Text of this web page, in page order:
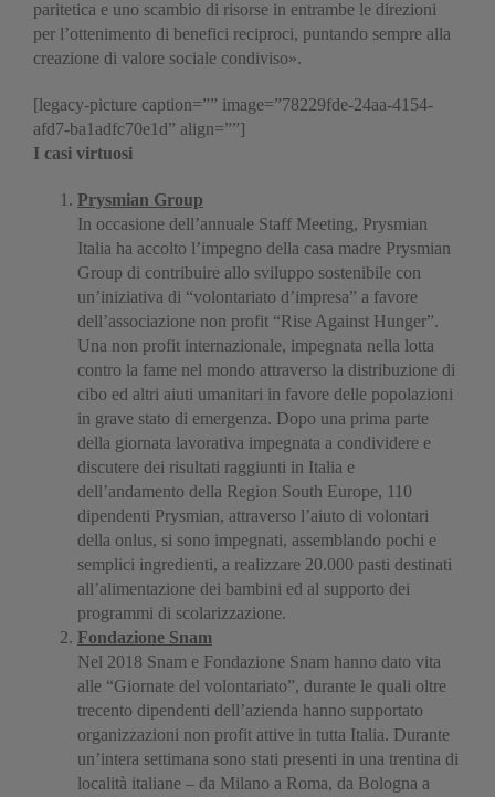
paritetica e uno scambio di risorse in entrambe le direzioni
per l’ottenimento di benefici reciproci, puntando sempre alla
creazione di valore sociale condiviso».
[legacy-picture caption=”” image=”78229fde-24aa-4154-
afd7-ba1adfc70e1d” align=””]
I casi virtuosi
Prysmian Group
In occasione dell’annuale Staff Meeting, Prysmian
Italia ha accolto l’impegno della casa madre Prysmian
Group di contribuire allo sviluppo sostenibile con
un’iniziativa di “volontariato d’impresa” a favore
dell’associazione non profit “Rise Against Hunger”.
Una non profit internazionale, impegnata nella lotta
contro la fame nel mondo attraverso la distribuzione di
cibo ed altri aiuti umanitari in favore delle popolazioni
in grave stato di emergenza. Dopo una prima parte
della giornata lavorativa impegnata a condividere e
discutere dei risultati raggiunti in Italia e
dell’andamento della Region South Europe, 110
dipendenti Prysmian, attraverso l’aiuto di volontari
della onlus, si sono impegnati, assemblando pochi e
semplici ingredienti, a realizzare 20.000 pasti destinati
all’alimentazione dei bambini ed al supporto dei
programmi di scolarizzazione.
Fondazione Snam
Nel 2018 Snam e Fondazione Snam hanno dato vita
alle “Giornate del volontariato”, durante le quali oltre
trecento dipendenti dell’azienda hanno supportato
organizzazioni non profit attive in tutta Italia. Durante
un’intera settimana sono stati presenti in una trentina di
località italiane – da Milano a Roma, da Bologna a